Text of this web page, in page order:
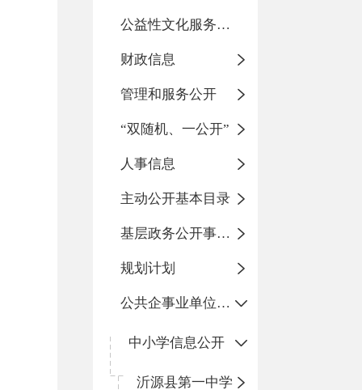
公益性文化服务活动
财政信息
管理和服务公开
“双随机、一公开”
人事信息
主动公开基本目录
基层政务公开事项标准目录
规划计划
公共企事业单位信息公开
中小学信息公开
沂源县第一中学